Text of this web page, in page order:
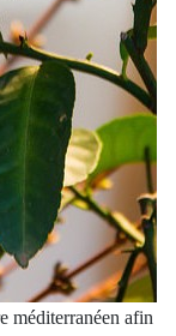
méditerranéen afin